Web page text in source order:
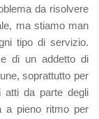
da risolvere
ma stiamo man
tipo di servizio.
di un addetto di
soprattutto per
atti da parte degli
a pieno ritmo per